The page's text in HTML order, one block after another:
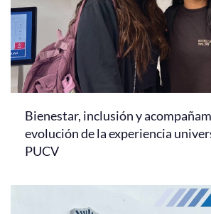
Bienestar, inclusión y
evolución de la experiencia
PUCV